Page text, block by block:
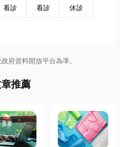
看診 看診 休診
府資料開放平台為準。
推薦